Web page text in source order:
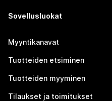
Sovellusluokat
Myyntikanavat
Tuotteiden etsiminen
Tuotteiden myyminen
Tilaukset ja toimitukset